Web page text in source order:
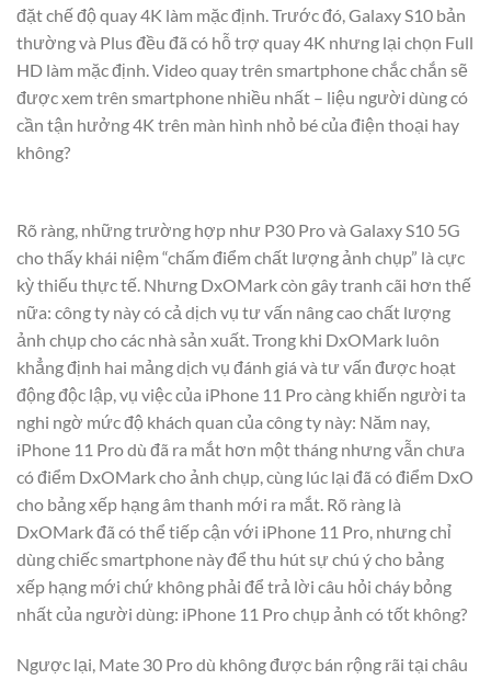
đặt chế độ quay 4K làm mặc định. Trước đó, Galaxy S10 bản
thường và Plus đều đã có hỗ trợ quay 4K nhưng lại chọn Full
HD làm mặc định. Video quay trên smartphone chắc chắn sẽ
được xem trên smartphone nhiều nhất – liệu người dùng có
cần tận hưởng 4K trên màn hình nhỏ bé của điện thoại hay
không?
Rõ ràng, những trường hợp như P30 Pro và Galaxy S10 5G
cho thấy khái niệm “chấm điểm chất lượng ảnh chụp” là cực
kỳ thiếu thực tế. Nhưng DxOMark còn gây tranh cãi hơn thế
nữa: công ty này có cả dịch vụ tư vấn nâng cao chất lượng
ảnh chụp cho các nhà sản xuất. Trong khi DxOMark luôn
khẳng định hai mảng dịch vụ đánh giá và tư vấn được hoạt
động độc lập, vụ việc của iPhone 11 Pro càng khiến người ta
nghi ngờ mức độ khách quan của công ty này: Năm nay,
iPhone 11 Pro dù đã ra mắt hơn một tháng nhưng vẫn chưa
có điểm DxOMark cho ảnh chụp, cùng lúc lại đã có điểm DxO
cho bảng xếp hạng âm thanh mới ra mắt. Rõ ràng là
DxOMark đã có thể tiếp cận với iPhone 11 Pro, nhưng chỉ
dùng chiếc smartphone này để thu hút sự chú ý cho bảng
xếp hạng mới chứ không phải để trả lời câu hỏi cháy bỏng
nhất của người dùng: iPhone 11 Pro chụp ảnh có tốt không?
Ngược lại, Mate 30 Pro dù không được bán rộng rãi tại châu